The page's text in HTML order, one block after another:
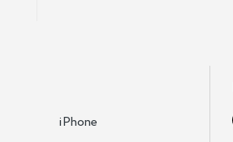
iPhone